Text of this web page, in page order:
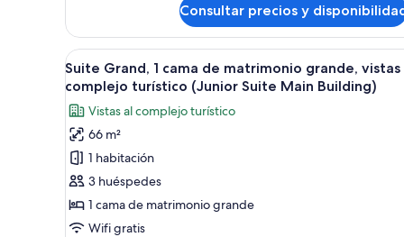
cama,
en
esquina
de
matrimonio
grande
con
sofá
cama,
en
esquina
Consultar precios y
Abrir
todas
las
fotos
de
Suite
Grand,
1
cama
Habitación de hotel con una
13
Suite Grand, 1 cama de matrimonio grande, vistas
complejo turístico (Junior Suite Main Building)
Vistas al complejo turístico
66 m²
1 habitación
3 huéspedes
1 cama de matrimonio grande
Wifi gratis